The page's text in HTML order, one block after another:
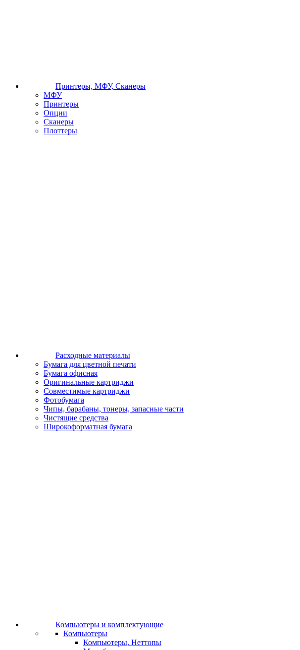
Принтеры, МФУ, Сканеры
МФУ
Принтеры
Опции
Сканеры
Плоттеры
Расходные материалы
Бумага для цветной печати
Бумага офисная
Оригинальные картриджи
Совместимые картриджи
Фотобумага
Чипы, барабаны, тонеры, запасные части
Чистящие средства
Широкоформатная бумага
Компьютеры и комплектующие
Компьютеры
Компьютеры, Неттопы